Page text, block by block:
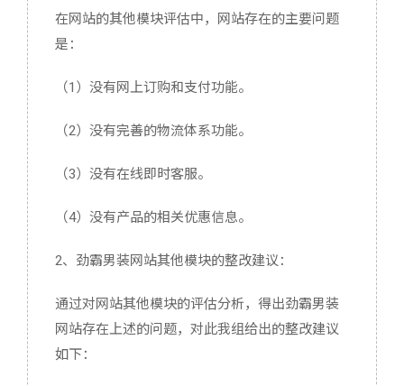
在网站的其他模块评估中，网站存在的主要问题
是：
（1）没有网上订购和支付功能。
（2）没有完善的物流体系功能。
（3）没有在线即时客服。
（4）没有产品的相关优惠信息。
2、劲霸男装网站其他模块的整改建议：
通过对网站其他模块的评估分析，得出劲霸男装
网站存在上述的问题，对此我组给出的整改建议
如下：